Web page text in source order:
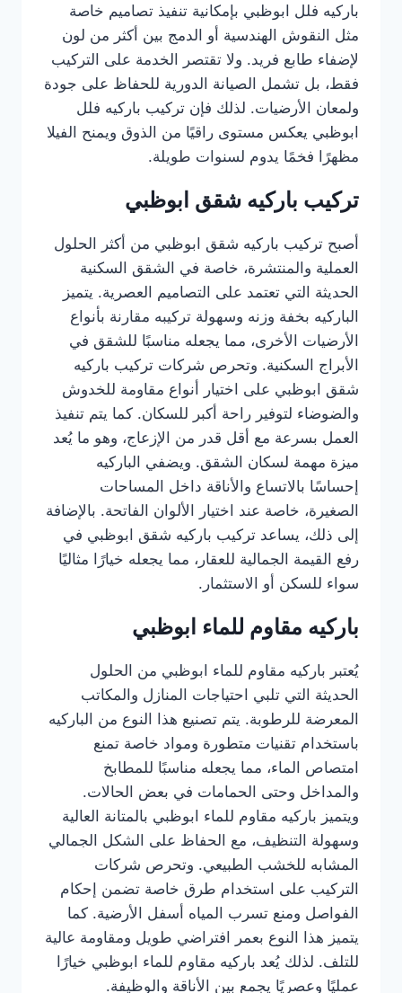
باركيه فلل ابوظبي بإمكانية تنفيذ تصاميم خاصة
مثل النقوش الهندسية أو الدمج بين أكثر من لون
لإضفاء طابع فريد. ولا تقتصر الخدمة على التركيب
فقط، بل تشمل الصيانة الدورية للحفاظ على جودة
ولمعان الأرضيات. لذلك فإن تركيب باركيه فلل
ابوظبي يعكس مستوى راقيًا من الذوق ويمنح الفيلا
مظهرًا فخمًا يدوم لسنوات طويلة.
تركيب باركيه شقق ابوظبي
أصبح تركيب باركيه شقق ابوظبي من أكثر الحلول
العملية والمنتشرة، خاصة في الشقق السكنية
الحديثة التي تعتمد على التصاميم العصرية. يتميز
الباركيه بخفة وزنه وسهولة تركيبه مقارنة بأنواع
الأرضيات الأخرى، مما يجعله مناسبًا للشقق في
الأبراج السكنية. وتحرص شركات تركيب باركيه
شقق ابوظبي على اختيار أنواع مقاومة للخدوش
والضوضاء لتوفير راحة أكبر للسكان. كما يتم تنفيذ
العمل بسرعة مع أقل قدر من الإزعاج، وهو ما يُعد
ميزة مهمة لسكان الشقق. ويضفي الباركيه
إحساسًا بالاتساع والأناقة داخل المساحات
الصغيرة، خاصة عند اختيار الألوان الفاتحة. بالإضافة
إلى ذلك، يساعد تركيب باركيه شقق ابوظبي في
رفع القيمة الجمالية للعقار، مما يجعله خيارًا مثاليًا
سواء للسكن أو الاستثمار.
باركيه مقاوم للماء ابوظبي
يُعتبر باركيه مقاوم للماء ابوظبي من الحلول
الحديثة التي تلبي احتياجات المنازل والمكاتب
المعرضة للرطوبة. يتم تصنيع هذا النوع من الباركيه
باستخدام تقنيات متطورة ومواد خاصة تمنع
امتصاص الماء، مما يجعله مناسبًا للمطابخ
والمداخل وحتى الحمامات في بعض الحالات.
ويتميز باركيه مقاوم للماء ابوظبي بالمتانة العالية
وسهولة التنظيف، مع الحفاظ على الشكل الجمالي
المشابه للخشب الطبيعي. وتحرص شركات
التركيب على استخدام طرق خاصة تضمن إحكام
الفواصل ومنع تسرب المياه أسفل الأرضية. كما
يتميز هذا النوع بعمر افتراضي طويل ومقاومة عالية
للتلف. لذلك يُعد باركيه مقاوم للماء ابوظبي خيارًا
عمليًا وعصريًا يجمع بين الأناقة والوظيفة.